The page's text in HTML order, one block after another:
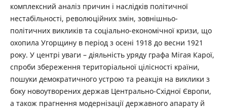
комплексний аналіз причин і наслідків політичної
нестабільності, революційних змін, зовнішньо-
політичних викликів та соціально-економічної кризи, що
охопила Угорщину в період з осені 1918 до весни 1921
року. У центрі уваги – діяльність уряду графа Мігая Карої,
спроби збереження територіальної цілісності країни,
пошуки демократичного устрою та реакція на виклики з
боку новоутворених держав Центрально-Східної Європи,
а також прагнення модернізації державного апарату й